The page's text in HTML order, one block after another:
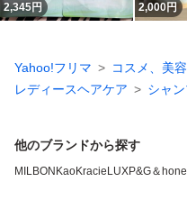
2,345円 2,000円
Yahoo!フリマ
コスメ、美
レディースヘアケア
シャ
他のブランドから探す
MILBON KaoKracie LUXP&G＆